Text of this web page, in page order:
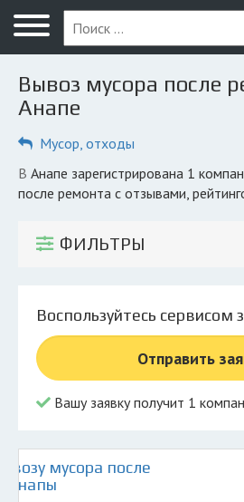
Меню
Главная
Вопрос юристу
Компании
Экоблог
© 2026 Все права защищены
Вывоз мусора после
Анапе
Мусор, отходы
в Анапе зарегистрирована 1 компания по вывозу мусора
после ремонта с отзывами,
ФИЛЬТРЫ
Воспользуйтесь сервисом
Отправить
Вашу заявку получит 1
мусора после
Анапы